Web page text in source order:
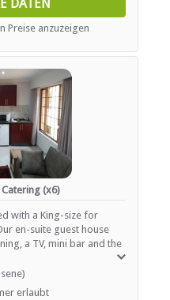
DATEN
Preise anzuzeigen
»
(x6)
with a King-size for
en-suite guest house
a TV, mini bar and the
steam room,
with fireplaces, a bar
erlaubt